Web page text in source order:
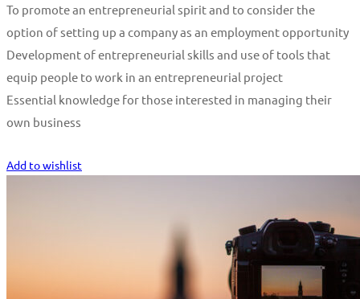
To promote an entrepreneurial spirit and to consider the
option of setting up a company as an employment opportunity
Development of entrepreneurial skills and use of tools that
equip people to work in an entrepreneurial project
Essential knowledge for those interested in managing their
own business
Add to wishlist